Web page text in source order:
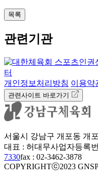
목록
관련기관
개인정보처리방침 이용약
관련사이트 바로가기
서울시 강남구 개포동 개
대표 : 허대무사업자등록
7330fax : 02-3462-3878
COPYRIGHTⓒ2023